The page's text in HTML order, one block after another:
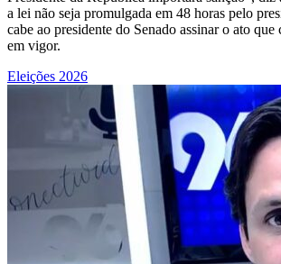
a lei não seja promulgada em 48 horas pelo
cabe ao presidente do Senado assinar o ato
em vigor.
Eleições 2026